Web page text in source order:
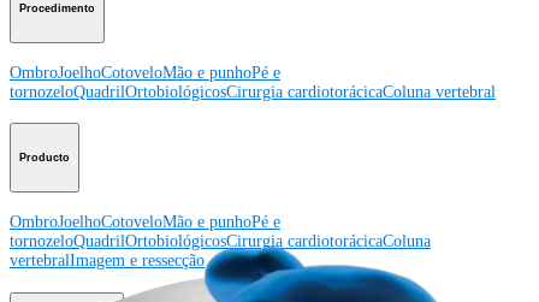
Procedimento
OmbroJoelhoCotoveloMão e punhoPé e
tornozeloQuadrilOrtobiológicosCirurgia cardiotorácicaColuna vertebral
Producto
OmbroJoelhoCotoveloMão e punhoPé e
tornozeloQuadrilOrtobiológicosCirurgia cardiotorácicaColuna
vertebralImagem e ressecção